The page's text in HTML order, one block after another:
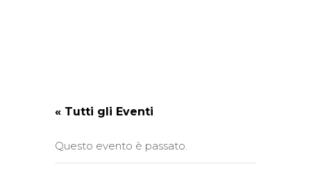
« Tutti gli Eventi
Questo evento è passato.